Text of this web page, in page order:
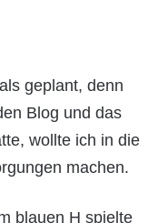
geplant, denn
Blog und das
wollte ich in die
machen.
blauen H spielte